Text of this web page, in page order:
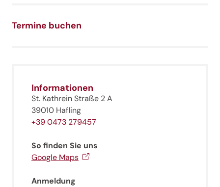
Termine buchen
Informationen
St. Kathrein Straße 2 A
39010 Hafling
+39 0473 279457
So finden Sie uns
Google Maps
Anmeldung
Jetzt anmelden!